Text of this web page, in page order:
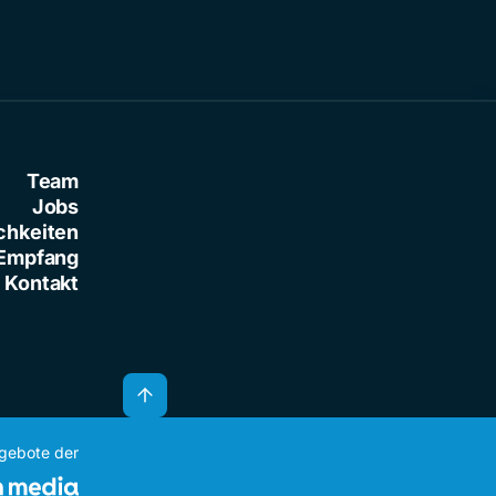
Team
Jobs
Kontakt
der